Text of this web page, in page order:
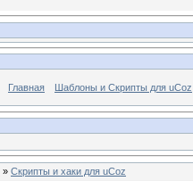
Главная Шаблоны и Скрипты для uCoz
» Скрипты и хаки для uCoz